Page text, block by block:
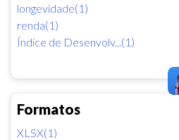
longevidade(1)
renda(1)
Índice de Desenvolv...(1)
Formatos
XLSX(1)